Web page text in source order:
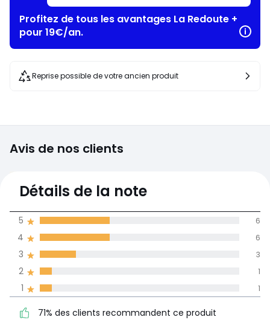
Profitez de tous les avantages La Redoute +
pour 19€/an.
Reprise possible de votre ancien produit
Avis de nos clients
3,9
moyenne des avis
4 6
5
Détails de la note
1 1
2 1
3 3
4 6
5 6
71% des clients recommandent ce produit